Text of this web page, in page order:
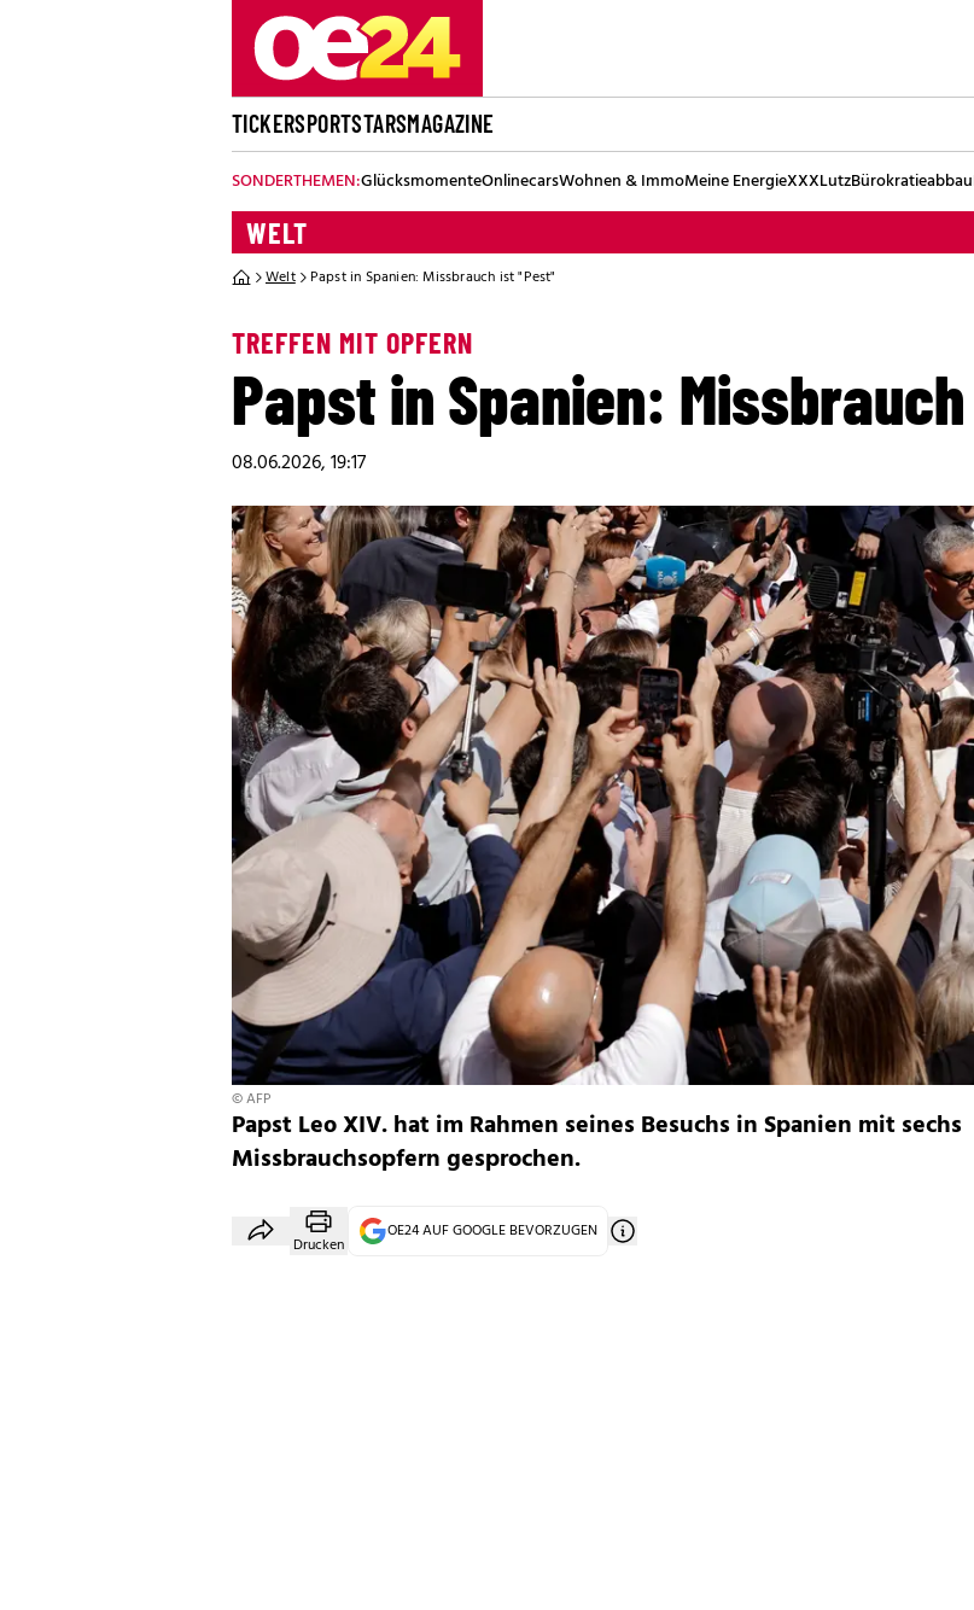
TICKERSPORTSTARSMAGAZINE
SONDERTHEMEN:GlücksmomenteOnlinecarsWohnen & ImmoMeine EnergieXXXLutzBürokratieabbau
WELT
Welt Papst in Spanien: Missbrauch ist "Pest"
TREFFEN MIT OPFERN
Papst in Spanien:
08.06.2026, 19:17
© AFP
Papst Leo XIV. hat im Rahmen seines Besuchs in Spanien mit sechs
Missbrauchsopfern gesprochen.
Drucken
OE24 AUF GOOGLE BEVORZUGEN